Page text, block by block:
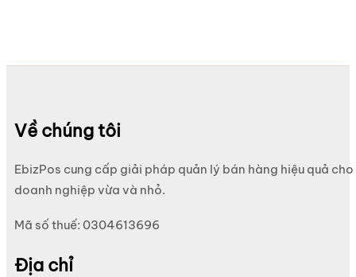
Về chúng tôi
EbizPos cung cấp giải pháp quản lý bán hàng hiệu quả cho
doanh nghiệp vừa và nhỏ.
Mã số thuế: 0304613696
Địa chỉ